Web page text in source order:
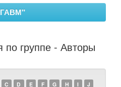
по группе - Авторы
C D E F G H I
J